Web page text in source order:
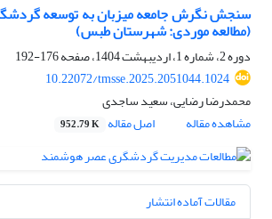
سنجش نگرش جامعه میزبان به توسعه‌
(مطالعه موردی: شهرستان طبس)
دوره 2، شماره 1، اردیبهشت 1404، صفحه
176-192
10.22072/tmsse.2025.2051044.1024
محمدرضا رضایی، سعید ساجدی
مشاهده مقاله
اصل مقاله 952.79 K
مقالات آماده انتشار